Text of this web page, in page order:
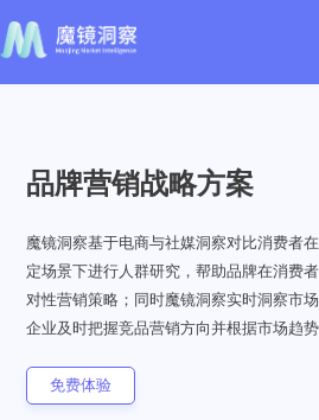
品牌营销战略方案
魔镜洞察基于电商与社媒洞察对比消费者
定场景下进行人群研究，帮助品牌在消费
对性营销策略；同时魔镜洞察实时洞察市
企业及时把握竞品营销方向并根据市场趋
免费体验